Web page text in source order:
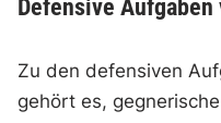
Defensive
Zu den defensiven
gehört es,